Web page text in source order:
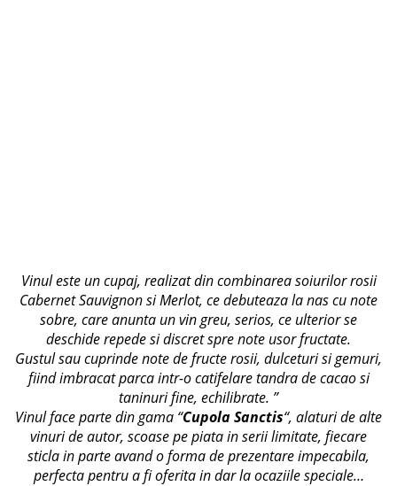
Vinul este un cupaj, realizat din combinarea soiurilor rosii
Cabernet Sauvignon si Merlot, ce debuteaza la nas cu note
sobre, care anunta un vin greu, serios, ce ulterior se
deschide repede si discret spre note usor fructate.
Gustul sau cuprinde note de fructe rosii, dulceturi si gemuri,
fiind imbracat parca intr-o catifelare tandra de cacao si
taninuri fine, echilibrate. ”
Vinul face parte din gama “Cupola Sanctis“, alaturi de alte
vinuri de autor, scoase pe piata in serii limitate, fiecare
sticla in parte avand o forma de prezentare impecabila,
perfecta pentru a fi oferita in dar la ocaziile speciale…